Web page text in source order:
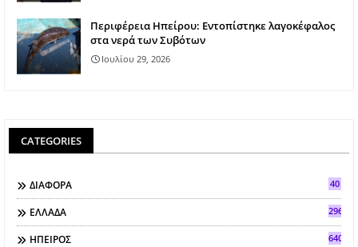
Περιφέρεια Ηπείρου: Εντοπίστηκε λαγοκέφαλος
στα νερά των Συβότων
Ιουλίου 29, 2026
CATEGORIES
ΔΙΑΦΟΡΑ 40
ΕΛΛΑΔΑ 296
ΗΠΕΙΡΟΣ 640